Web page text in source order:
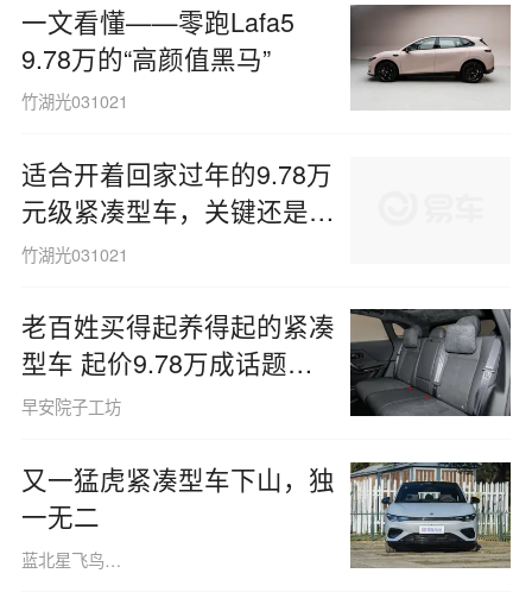
一文看懂——零跑Lafa5
9.78万的“高颜值黑马”
竹湖光031021
适合开着回家过年的9.78万
元级紧凑型车，关键还是自
主
竹湖光031021
老百姓买得起养得起的紧凑
型车 起价9.78万成话题车
型
早安院子工坊
又一猛虎紧凑型车下山，独
一无二
蓝北星飞鸟160508